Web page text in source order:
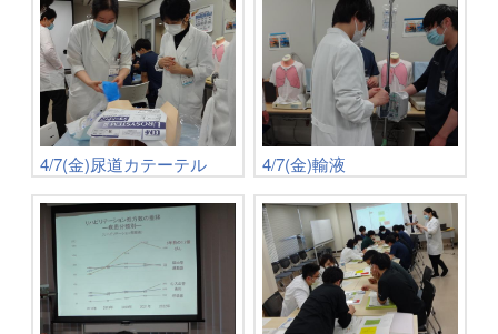
4/7(金)尿道カテーテル 4/7(金)輸液